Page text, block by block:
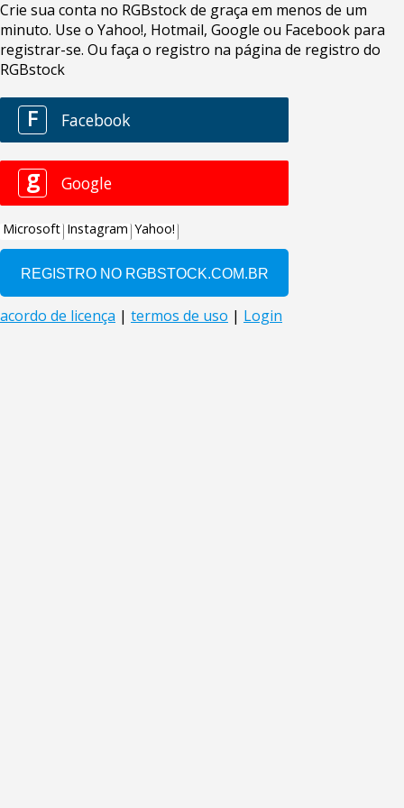
Crie sua conta no RGBstock de graça em menos de um
minuto. Use o Yahoo!, Hotmail, Google ou Facebook para
registrar-se. Ou faça o registro na página de registro do
RGBstock
F Facebook
g Google
Microsoft Instagram Yahoo!
acordo de licença | termos de uso | Login